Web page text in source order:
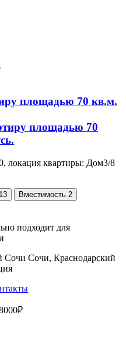
площадью 70 кв.м.
локация квартиры: Дом3/8
Вместимость 2
подходит для
Сочи Сочи, Краснодарский